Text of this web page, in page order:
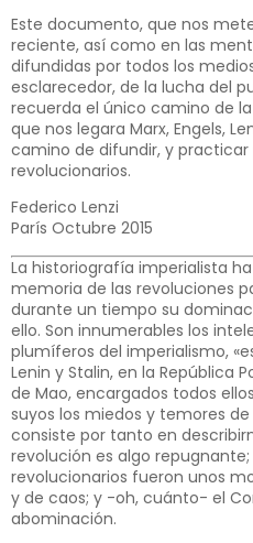
Este documento, que nos
reciente, así como en las
difundidas por todos los
esclarecedor, de la lucha del
recuerda el único camino de
que nos legara Marx, Engels,
camino de difundir, y practicar
revolucionarios.
Federico Lenzi
París Octubre 2015
La historiografía imperialista
memoria de las revoluciones
durante un tiempo su
ello. Son innumerables los
plumíferos del imperialismo,
Lenin y Stalin, en la República
de Mao, encargados todos
suyos los miedos y temores
consiste por tanto en
revolución es algo
revolucionarios fueron unos
y de caos; y -oh, cuánto- el
abominación.